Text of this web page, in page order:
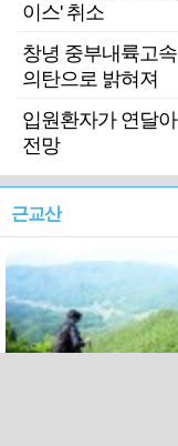
이스' 취소
창녕 중부내륙고
의탄으로 밝혀져
입원환자가 연달
전망
근교산